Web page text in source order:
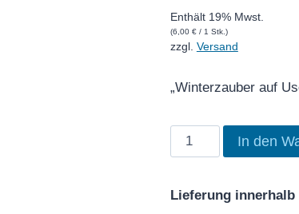
Enthält 19% Mwst.
(6,00 €/ 1 Stk.)
zzgl. Versand
„Winterzauber auf
Winterzauber
Usedom
In den
Lieferung innerhalb